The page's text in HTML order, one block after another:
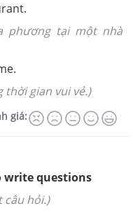
phương tại một nhà
thời gian vui vẻ.)
giá:
write questions
câu hỏi.)